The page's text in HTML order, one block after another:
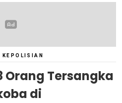
KEPOLISIAN
Orang Tersangka
di